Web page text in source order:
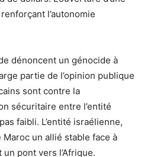
l’autonomie
dénoncent un génocide à
partie de l’opinion publique
sont contre la
sécuritaire entre l’entité
faibli. L’entité israélienne,
un allié stable face à
pont vers l’Afrique.